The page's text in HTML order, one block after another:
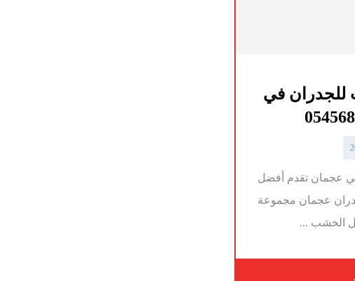
للجدران في
عجمان تقدم أفضل
عجمان مجموعة
الخشب ...